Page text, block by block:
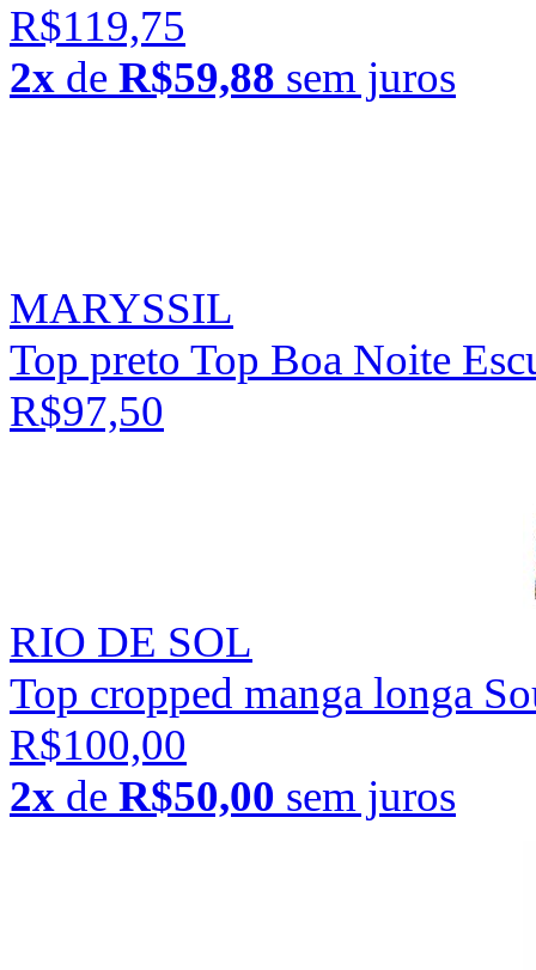
R$119,75
2x de R$59,88 sem juros
MARYSSIL
Top preto Top Boa Noite
R$97,50
RIO DE SOL
Top cropped manga longa
R$100,00
2x de R$50,00 sem juros